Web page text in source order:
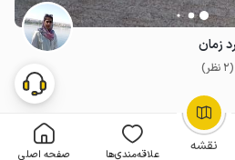
نقشه علاقه‌مندی‌ها صفحه اصلی
زمان
(2 نظر)